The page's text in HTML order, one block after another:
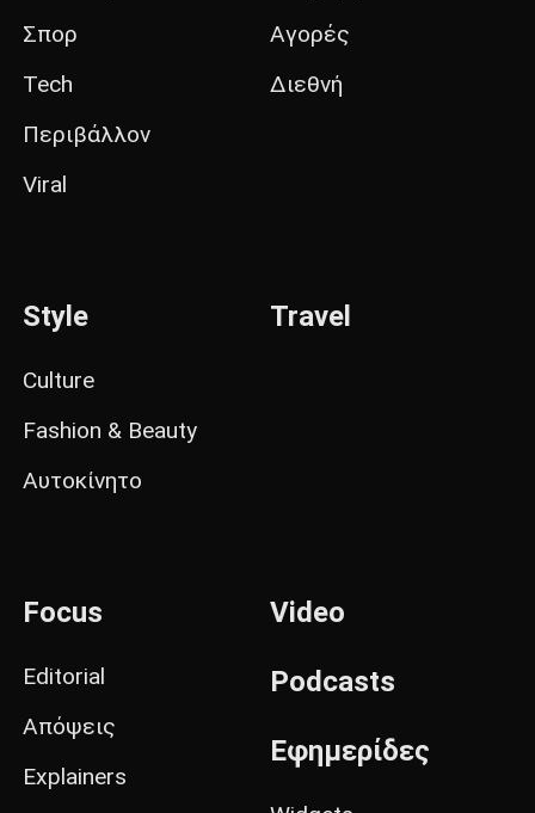
Σπορ
Tech
Περιβάλλον
Viral
Αγορές
Διεθνή
Style
Culture
Fashion & Beauty
Αυτοκίνητο
Travel
Focus
Editorial
Απόψεις
Explainers
Video
Podcasts
Εφημερίδες